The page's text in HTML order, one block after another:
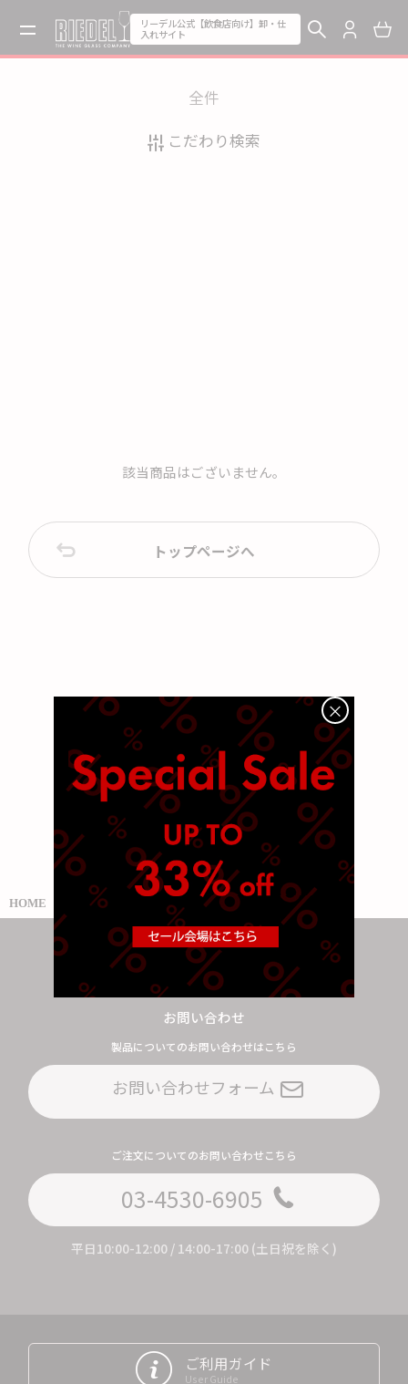
リーデル公式【飲食店向け】卸・仕
入れサイト
全件
こだわり検索
該当商品はございません。
トップページへ
HOME 商品一覧
Contact us
お問い合わせ
製品についてのお問い合わせはこちら
お問い合わせフォーム
ご注文についてのお問い合わせこちら
03-4530-6905
平日10:00-12:00 / 14:00-17:00 (土日祝を除く)
ご利用ガイド
User Guide
×